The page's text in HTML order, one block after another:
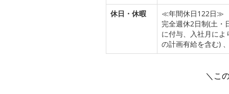
休日・休暇
≪年間休日122日≫
完全週休2日制(土・
に付与、入社月に
の計画有給を含む)
＼こ